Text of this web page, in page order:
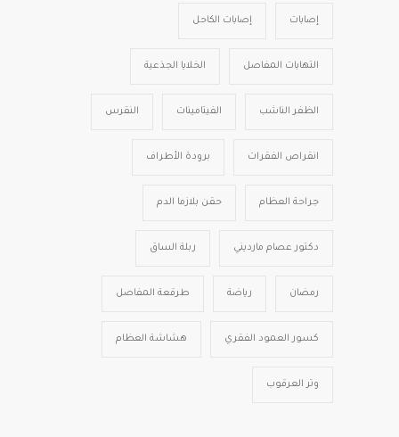
إصابات إصابات الكاحل
التهابات المفاصل الخلايا الجذعية
الظفر الناشب الفيتامينات النقرس
انقراص الفقرات برودة الأطراف
جراحة العظام حقن بلازما الدم
دكتور عصام مارديني ربلة الساق
رمضان رياضة طرقعة المفاصل
كسور العمود الفقري هشاشة العظام
وتر العرقوب